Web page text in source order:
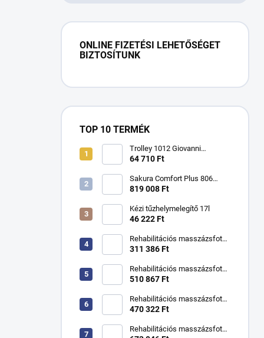
ONLINE FIZETÉSI LEHETŐSÉGET
BIZTOSÍTUNK
TOP 10 TERMÉK
Trolley 1012 Giovanni
kozmetikai asztal
64 710 Ft
Sakura Comfort Plus 806
masszázsfotel
819 008 Ft
Kézi tűzhelymelegítő 17l
46 222 Ft
Rehabilitációs masszázsfotel
KSR kézikönyv
311 386 Ft
Rehabilitációs masszázsfotel
KSR H hidraulikus
510 867 Ft
Rehabilitációs masszázsfotel
KSR F kézikönyv
470 322 Ft
Rehabilitációs masszázsfotel